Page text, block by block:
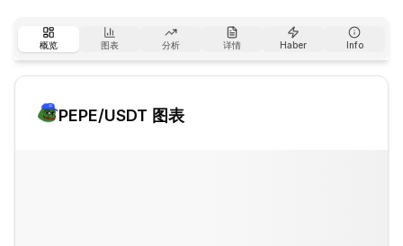
概览 图表 分析 详情 Haber Info
PEPE/USDT 图表